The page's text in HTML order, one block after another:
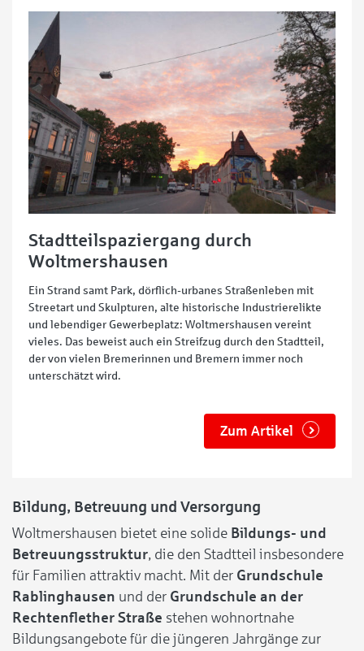
Stadtteilspaziergang durch
Woltmershausen
Ein Strand samt Park, dörflich-urbanes Straßenleben mit
Streetart und Skulpturen, alte historische Industrierelikte
und lebendiger Gewerbeplatz: Woltmershausen vereint
vieles. Das beweist auch ein Streifzug durch den Stadtteil,
der von vielen Bremerinnen und Bremern immer noch
unterschätzt wird.
Zum Artikel
Bildung, Betreuung und Versorgung
Woltmershausen bietet eine solide Bildungs- und
Betreuungsstruktur, die den Stadtteil insbesondere
für Familien attraktiv macht. Mit der Grundschule
Rablinghausen und der Grundschule an der
Rechtenflether Straße stehen wohnortnahe
Bildungsangebote für die jüngeren Jahrgänge zur